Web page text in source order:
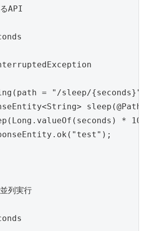
API
= "/sleep/{seconds}",
*
実行